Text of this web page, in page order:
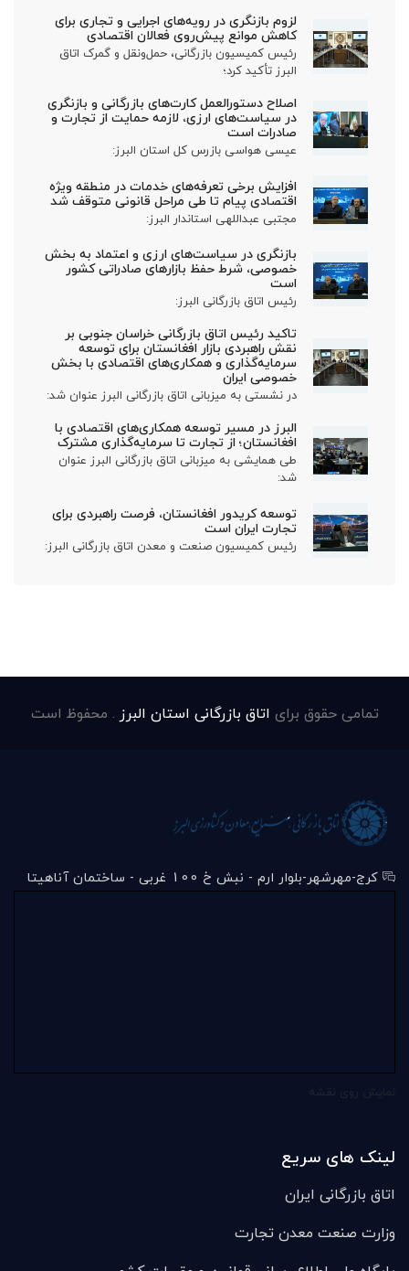
لزوم بازنگری در رویه‌های اجرایی و تجاری برای
کاهش موانع پیش‌روی فعالان اقتصادی
رئیس کمیسیون بازرگانی، حمل‌ونقل و گمرک اتاق
البرز تأکید کرد؛
اصلاح دستورالعمل کارت‌های بازرگانی و بازنگری
در سیاست‌های ارزی، لازمه حمایت از تجارت و
صادرات است
عیسی هواسی بازرس کل استان البرز:
افزایش برخی تعرفه‌های خدمات در منطقه ویژه
اقتصادی پیام تا طی مراحل قانونی متوقف شد
مجتبی عبداللهی استاندار البرز:
بازنگری در سیاست‌های ارزی و اعتماد به بخش
خصوصی، شرط حفظ بازارهای صادراتی کشور
است
رئیس اتاق بازرگانی البرز:
تاکید رئیس اتاق بازرگانی خراسان جنوبی بر
نقش راهبردی بازار افغانستان برای توسعه
سرمایه‌گذاری و همکاری‌های اقتصادی با بخش
خصوصی ایران
در نشستی به میزبانی اتاق بازرگانی البرز عنوان شد:
البرز در مسیر توسعه همکاری‌های اقتصادی با
افغانستان؛ از تجارت تا سرمایه‌گذاری مشترک
طی همایشی به میزبانی اتاق بازرگانی البرز عنوان
شد:
توسعه کریدور افغانستان، فرصت راهبردی برای
تجارت ایران است
رئیس کمیسیون صنعت و معدن اتاق بازرگانی البرز:
تمامی حقوق برای اتاق بازرگانی استان البرز . محفوظ است
کرج-مهرشهر-بلوار ارم - نبش خ 100 غربی - ساختمان آناهیتا
لینک های سریع
اتاق بازرگانی ایران
وزارت صنعت معدن تجارت